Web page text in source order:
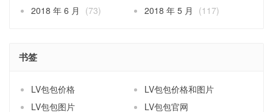
2018 年 6 月
(73) 2018 年 5 月 (117)
书签
LV包包价格
LV包包价格和图片
LV包包图片
LV包包官网